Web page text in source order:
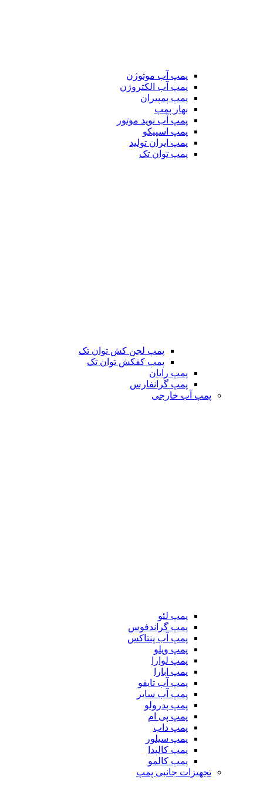
پمپ آب موتوژن
پمپ آب الکتروژن
پمپ پمپیران
بهار پمپ
پمپ آب نوید موتور
پمپ اسپیکو
پمپ ایران تولید
پمپ توان تک
پمپ لجن کش توان تک
پمپ کفکش توان تک
پمپ رایان
پمپ گرانفارس
پمپ آب خارجی
پمپ لئو
پمپ گراندفوس
پمپ آب پنتاکس
پمپ ویلو
پمپ لوارا
پمپ ابارا
پمپ آب تایفو
پمپ آب سایر
پمپ پدرولو
پمپ پی ام
پمپ داب
پمپ سیلور
پمپ کالپدا
پمپ کالمو
تجهیزات جانبی پمپ